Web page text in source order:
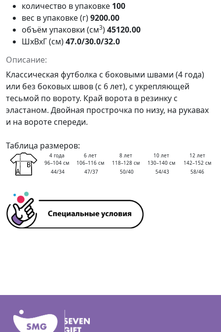
количество в упаковке 100
вес в упаковке (г)9200.00
объём упаковки (см3)45120.00
ШxВxГ (см)47.0/30.0/32.0
Описание:
Классическая футболка с боковыми швами (4 года)
или без боковых швов (с 6 лет), с укрепляющей
тесьмой по вороту. Край ворота в резинку с
эластаном. Двойная прострочка по низу, на рукавах
и на вороте спереди.
Таблица размеров:
4 года
96–104 см
6 лет
106–116 см
8 лет
118–128 см
10 лет
130–140 см
12 лет
142–152 см
44/34
47/37 50/40 54/43 58/46